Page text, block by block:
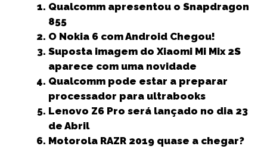
c
e
b
o
o
k
it
t
e
r
ai
l
a
ts
A
p
p
k
e
dI
n
ss
e
n
g
e
r
a
r
e
Qualcomm apresentou o Snapdragon
855
O Nokia 6 com Android Chegou!
Suposta imagem do Xiaomi Mi Mix 2S
aparece com uma novidade
Qualcomm pode estar a preparar
processador para ultrabooks
Lenovo Z6 Pro será lançado no dia 23
de Abril
Motorola RAZR 2019 quase a chegar?